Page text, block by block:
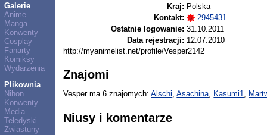
Galerie
Anime
Manga
Konwenty
Cosplay
Fanarty
Komiksy
Wydarzenia
Plikownia
Nihon
Konwenty
Media
Teledyski
Zwiastuny
Kraj: Polska
Kontakt:
2945431
Ostatnie logowanie: 31.10.2011
Data rejestracji: 12.07.2010
http://myanimelist.net/profile/Vesper2142
Znajomi
Vesper ma 6 znajomych:Alschi,Asachina, Kasumi1,
Niusy i komentarze